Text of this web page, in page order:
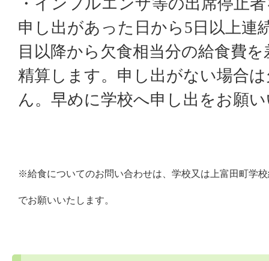
・インフルエンザ等の出席停止
申し出があった日から5日以上連
目以降から欠食相当分の給食費
精算します。申し出がない場合
ん。早めに学校へ申し出をお願
※給食についてのお問い合わせは、学校又は上富田町学
でお願いいたします。